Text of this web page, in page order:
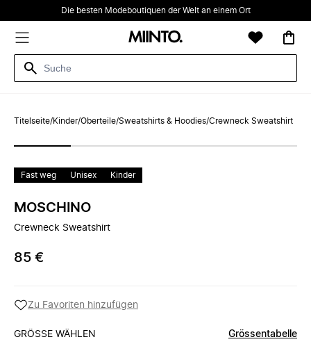
Die besten Modeboutiquen der Welt an einem Ort
Titelseite/Kinder/Oberteile/Sweatshirts & Hoodies/Crewneck Sweatshirt
Fast weg Unisex Kinder
MOSCHINO
Crewneck Sweatshirt
85 €
Zu Favoriten hinzufügen
GRÖSSE WÄHLEN Grössentabelle